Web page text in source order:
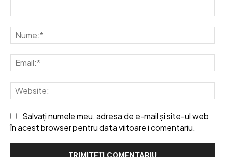
Salvați numele meu, adresa de e-mail și site-ul web
în acest browser pentru data viitoare i comentariu.